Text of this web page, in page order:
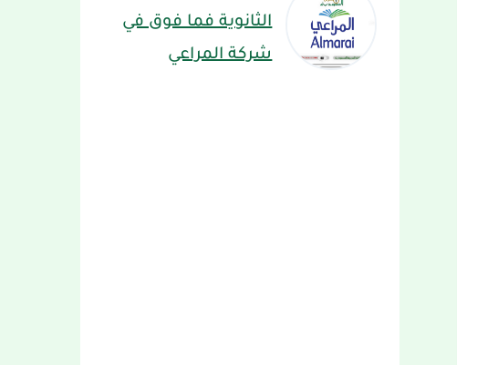
الثانوية فما فوق في
شركة المراعي